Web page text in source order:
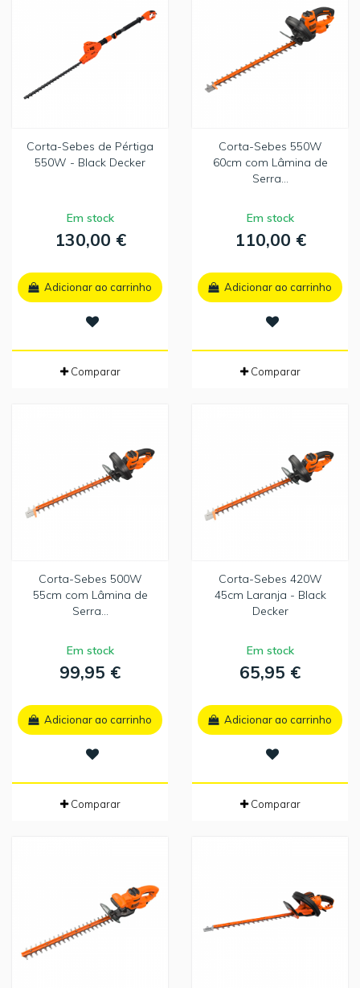
Corta-Sebes de Pértiga
550W - Black Decker
Em stock
130,00 €
Adicionar ao carrinho
Comparar
Corta-Sebes 550W
60cm com Lâmina de
Serra...
Em stock
110,00 €
Adicionar ao carrinho
Comparar
Corta-Sebes 500W
55cm com Lâmina de
Serra...
Em stock
99,95 €
Adicionar ao carrinho
Comparar
Corta-Sebes 420W
45cm Laranja - Black
Decker
Em stock
65,95 €
Adicionar ao carrinho
Comparar